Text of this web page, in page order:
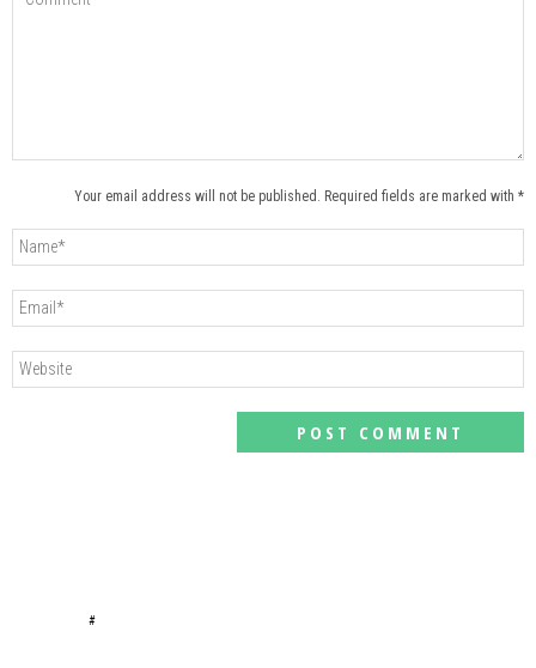
Your email address will not be published. Required fields are marked with *
#